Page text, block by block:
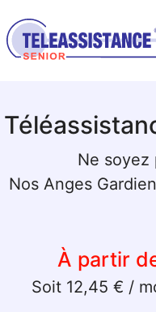
Ne soyez
Nos Anges
À partir
Soit 12,45 € /